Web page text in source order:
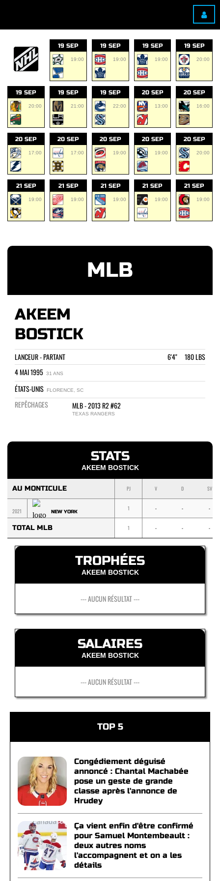
19 SEP
19:00
19 SEP
19:00
19 SEP
19:00
19 SEP
20:00
19 SEP
20:00
19 SEP
21:00
19 SEP
22:00
20 SEP
13:00
20 SEP
16:00
20 SEP
17:00
20 SEP
17:00
20 SEP
19:00
20 SEP
19:00
20 SEP
20:00
21 SEP
19:00
21 SEP
19:00
21 SEP
19:00
21 SEP
19:00
21 SEP
19:00
MLB
AKEEM
BOSTICK
LANCEUR - PARTANT
6'4" 180 LBS
4 MAI 1995 31 ANS
ÉTATS-UNIS FLORENCE, SC
REPÊCHAGES MLB - 2013 R2 #62
TEXAS RANGERS
STATS
AKEEM BOSTICK
AU MONTICULE PJ V D SV
2021 NEW YORK 1 - - -
TOTAL MLB 1 - - -
TROPHÉES
AKEEM BOSTICK
--- AUCUN RÉSULTAT ---
SALAIRES
AKEEM BOSTICK
--- AUCUN RÉSULTAT ---
TOP 5
Congédiement déguisé
annoncé : Chantal Machabée
pose un geste de grande
classe après l'annonce de
Hrudey
Ça vient enfin d'être confirmé
pour Samuel Montembeault :
deux autres noms
l'accompagnent et on a les
détails